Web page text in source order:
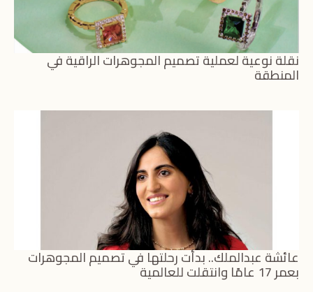
نقلة نوعية لعملية تصميم المجوهرات الراقية في
المنطقة
عائشة عبدالملك.. بدأت رحلتها في تصميم المجوهرات
بعمر 17 عامًا وانتقلت للعالمية